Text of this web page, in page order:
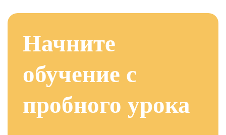
Начните
обучение с
пробного урока